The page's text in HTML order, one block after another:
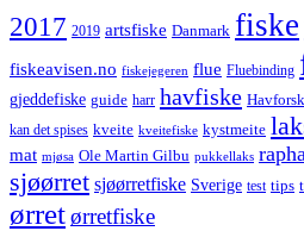
2017 2019 artsfiske Danmark fiske
fiskeavisen.no fiskejegeren flue Fluebinding
gjeddefiske guide harr havfiske
kan det spises kveite kveitefiske kystmeite
mat mjøsa Ole Martin Gilbu pukkellaks
sjøørret sjøørretfiske Sverige test tips
ørretørretfiske